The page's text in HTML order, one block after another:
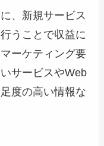
、新規サービス
うことで収益に
ーケティング要
サービスやWeb
度の高い情報な